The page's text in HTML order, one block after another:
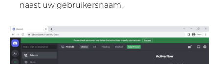
naast uw gebruikersnaam.